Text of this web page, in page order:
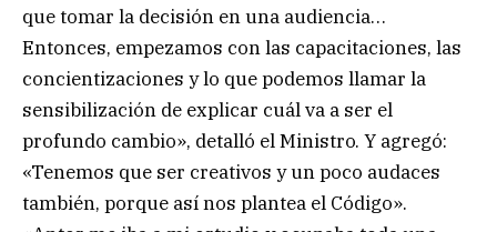
que tomar la decisión en una audiencia…
Entonces, empezamos con las capacitaciones, las
concientizaciones y lo que podemos llamar la
sensibilización de explicar cuál va a ser el
profundo cambio», detalló el Ministro. Y agregó:
«Tenemos que ser creativos y un poco audaces
también, porque así nos plantea el Código».